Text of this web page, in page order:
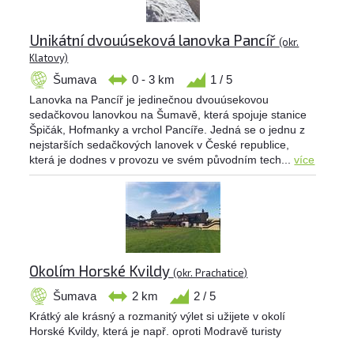
Unikátní dvouúseková lanovka Pancíř(okr.
Klatovy)
Šumava 0 - 3 km 1 / 5
Lanovka na Pancíř je jedinečnou dvouúsekovou
sedačkovou lanovkou na Šumavě, která spojuje stanice
Špičák, Hofmanky a vrchol Pancíře. Jedná se o jednu z
nejstarších sedačkových lanovek v České republice,
která je dodnes v provozu ve svém původním tech...více
Okolím Horské Kvildy(okr. Prachatice)
Šumava 2 km 2 / 5
Krátký ale krásný a rozmanitý výlet si užijete v okolí
Horské Kvildy, která je např. oproti Modravě turisty